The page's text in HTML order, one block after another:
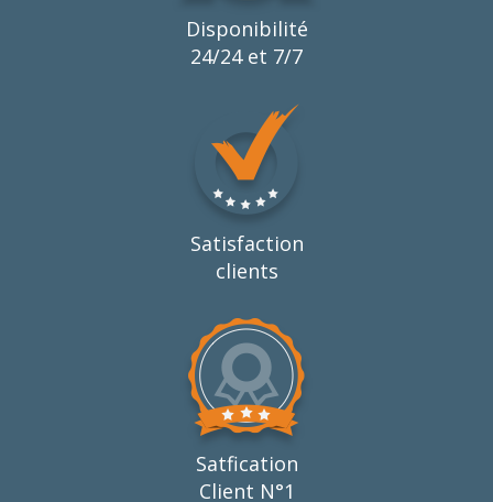
Disponibilité
24/24 et 7/7
Satisfaction
clients
Satfication
Client N°1